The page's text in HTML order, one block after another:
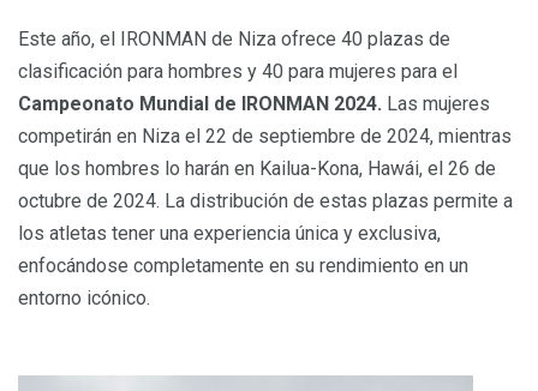
Este año, el IRONMAN de Niza ofrece 40 plazas de
clasificación para hombres y 40 para mujeres para el
Campeonato Mundial de IRONMAN 2024. Las mujeres
competirán en Niza el 22 de septiembre de 2024, mientras
que los hombres lo harán en Kailua-Kona, Hawái, el 26 de
octubre de 2024. La distribución de estas plazas permite a
los atletas tener una experiencia única y exclusiva,
enfocándose completamente en su rendimiento en un
entorno icónico.